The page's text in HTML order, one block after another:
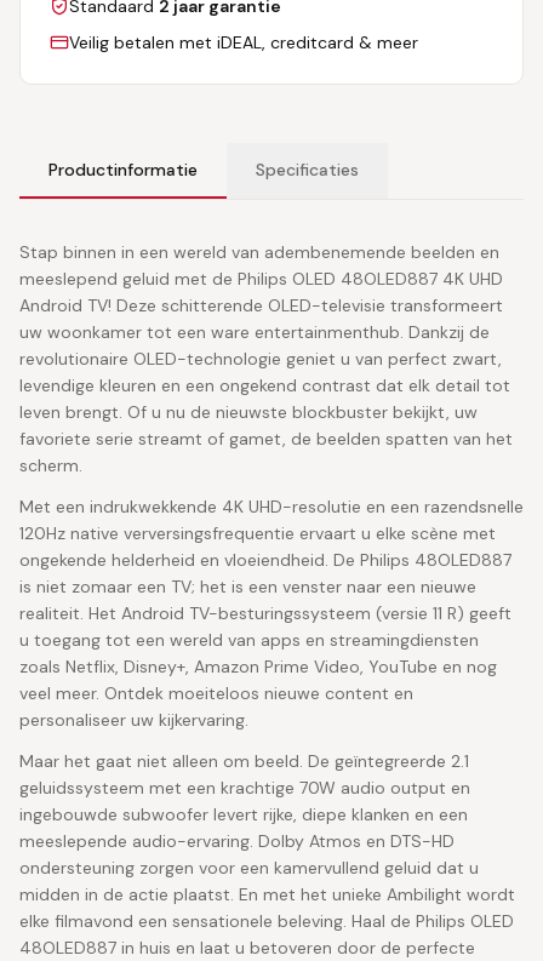
Standaard 2 jaar garantie
Veilig betalen met iDEAL, creditcard & meer
Productinformatie Specificaties
Stap binnen in een wereld van adembenemende beelden en
meeslepend geluid met de Philips OLED 48OLED887 4K UHD
Android TV! Deze schitterende OLED-televisie transformeert
uw woonkamer tot een ware entertainmenthub. Dankzij de
revolutionaire OLED-technologie geniet u van perfect zwart,
levendige kleuren en een ongekend contrast dat elk detail tot
leven brengt. Of u nu de nieuwste blockbuster bekijkt, uw
favoriete serie streamt of gamet, de beelden spatten van het
scherm.
Met een indrukwekkende 4K UHD-resolutie en een razendsnelle
120Hz native verversingsfrequentie ervaart u elke scène met
ongekende helderheid en vloeiendheid. De Philips 48OLED887
is niet zomaar een TV; het is een venster naar een nieuwe
realiteit. Het Android TV-besturingssysteem (versie 11 R) geeft
u toegang tot een wereld van apps en streamingdiensten
zoals Netflix, Disney+, Amazon Prime Video, YouTube en nog
veel meer. Ontdek moeiteloos nieuwe content en
personaliseer uw kijkervaring.
Maar het gaat niet alleen om beeld. De geïntegreerde 2.1
geluidssysteem met een krachtige 70W audio output en
ingebouwde subwoofer levert rijke, diepe klanken en een
meeslepende audio-ervaring. Dolby Atmos en DTS-HD
ondersteuning zorgen voor een kamervullend geluid dat u
midden in de actie plaatst. En met het unieke Ambilight wordt
elke filmavond een sensationele beleving. Haal de Philips OLED
48OLED887 in huis en laat u betoveren door de perfecte